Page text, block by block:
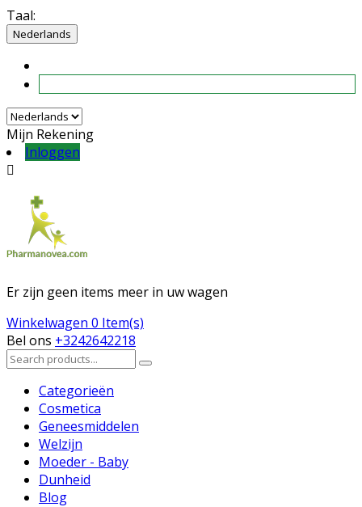
Taal:
Nederlands
Mijn Rekening
Inloggen

Er zijn geen items meer in uw wagen
Winkelwagen 0 Item(s)
Bel ons +3242642218
Categorieën
Cosmetica
Geneesmiddelen
Welzijn
Moeder - Baby
Dunheid
Blog